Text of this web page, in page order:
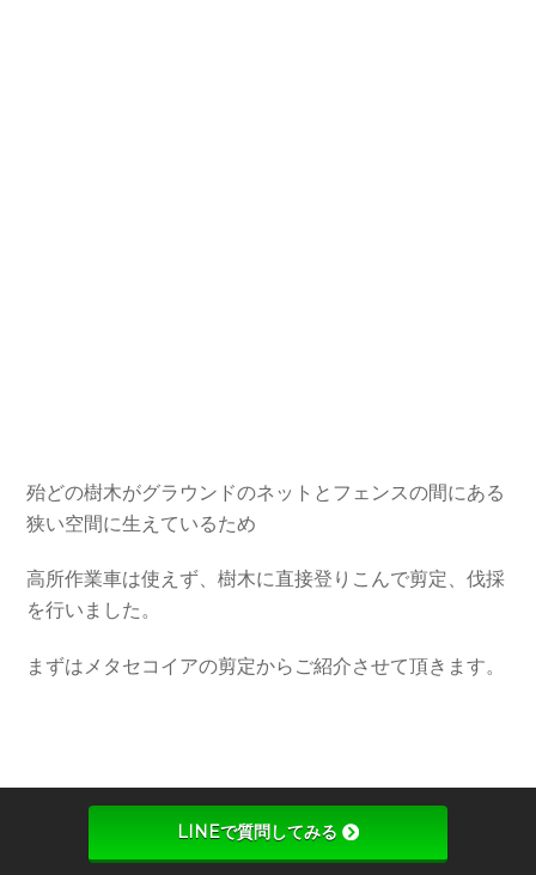
殆どの樹木がグラウンドのネットとフェンスの間にある
狭い空間に生えているため
高所作業車は使えず、樹木に直接登りこんで剪定、伐採
を行いました。
まずはメタセコイアの剪定からご紹介させて頂きます。
LINEで質問してみる